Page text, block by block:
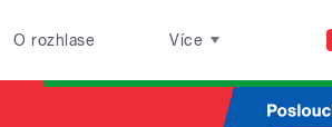
O rozhlase Více